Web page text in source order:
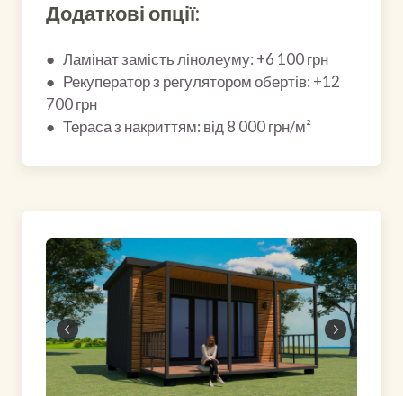
Додаткові опції:
● Ламінат замість лінолеуму: +6 100 грн
● Рекуператор з регулятором обертів: +12
700 грн
● Тераса з накриттям: від 8 000 грн/м²